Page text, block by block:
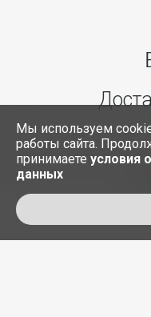
Мы используем
работы сайта.
принимаете условия
данных